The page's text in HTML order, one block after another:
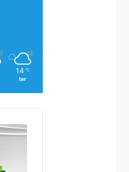
14 ℃
ter